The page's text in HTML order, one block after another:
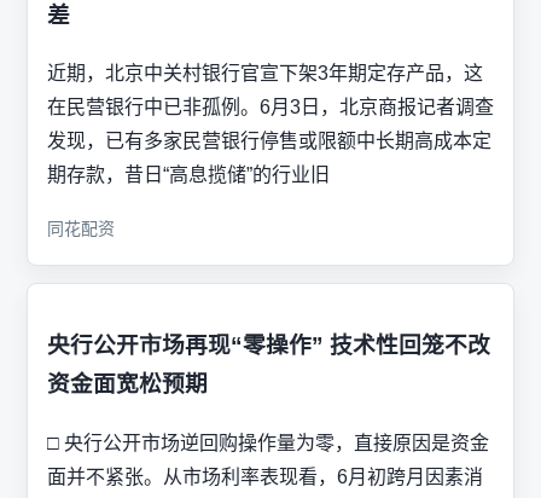
差
近期，北京中关村银行官宣下架3年期定存产品，这
在民营银行中已非孤例。6月3日，北京商报记者调查
发现，已有多家民营银行停售或限额中长期高成本定
期存款，昔日“高息揽储”的行业旧
同花配资
央行公开市场再现“零操作” 技术性回笼不改
资金面宽松预期
□ 央行公开市场逆回购操作量为零，直接原因是资金
面并不紧张。从市场利率表现看，6月初跨月因素消